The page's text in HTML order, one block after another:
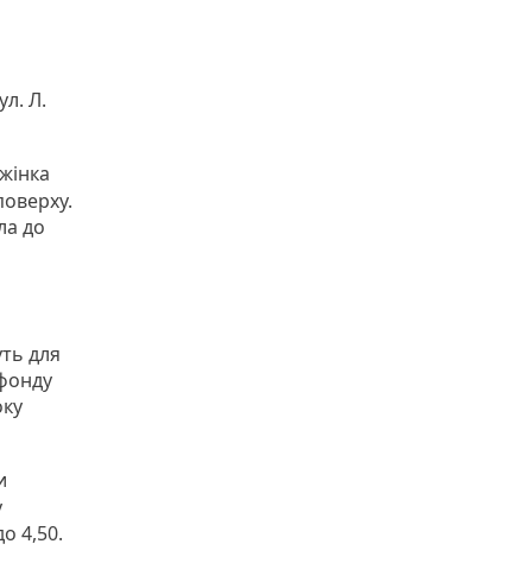
Л.
до
для
4,50.